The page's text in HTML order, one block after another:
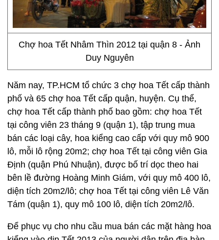
Chợ hoa Tết Nhâm Thìn 2012 tại quận 8 - Ảnh
Duy Nguyên
Năm nay, TP.HCM tổ chức 3 chợ hoa Tết cấp thành
phố và 65 chợ hoa Tết cấp quận, huyện. Cụ thể,
chợ hoa Tết cấp thành phố bao gồm: chợ hoa Tết
tại công viên 23 tháng 9 (quận 1), tập trung mua
bán các loại cây, hoa kiểng cao cấp với quy mô 900
lô, mỗi lô rộng 20m2; chợ hoa Tết tại công viên Gia
Định (quận Phú Nhuận), được bố trí dọc theo hai
bên lề đường Hoàng Minh Giám, với quy mô 400 lô,
diện tích 20m2/lô; chợ hoa Tết tại công viên Lê Văn
Tám (quận 1), quy mô 100 lô, diện tích 20m2/lô.
Để phục vụ cho nhu cầu mua bán các mặt hàng hoa